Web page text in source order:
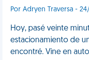
Por Adryen Traversa -
Hoy, pasé veinte
estacionamiento de
encontré. Vine en